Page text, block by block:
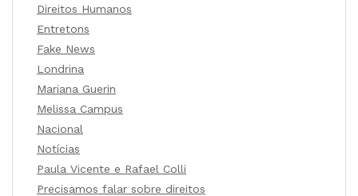
Direitos Humanos
Entretons
Fake News
Londrina
Mariana Guerin
Melissa Campus
Nacional
Notícias
Paula Vicente e Rafael Colli
Precisamos falar sobre direitos